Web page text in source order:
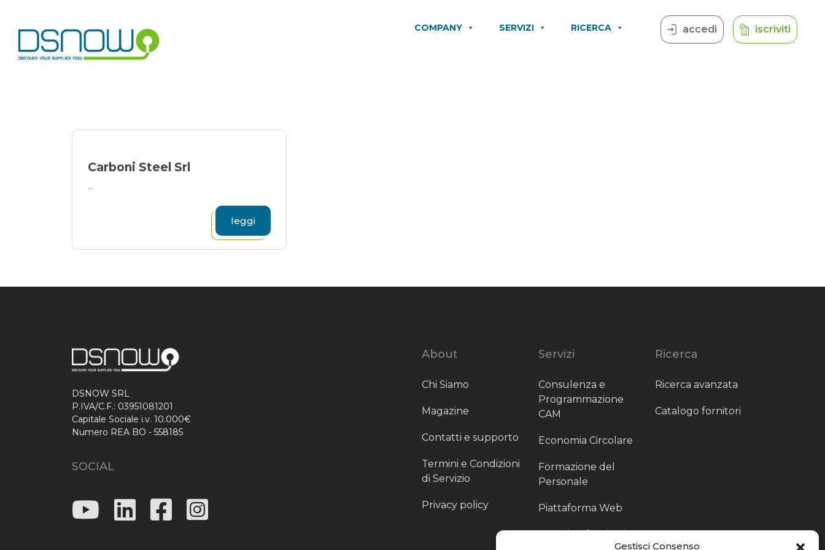
Gestisci Consenso
content
COMPANY SERVIZI RICERCA accedi iscriviti
Carboni Steel Srl
...
leggi
DSNOW SRL
P.IVA/C.F.: 03951081201
Capitale Sociale i.v. 10.000€
Numero REA BO - 558185
SOCIAL
About
Chi Siamo
Magazine
Contatti e supporto
Termini e Condizioni
di Servizio
Privacy policy
Servizi
Consulenza e
Programmazione
CAM
Economia Circolare
Formazione del
Personale
Piattaforma Web
Scouting fornitori
Ricerca
Ricerca avanzata
Catalogo fornitori